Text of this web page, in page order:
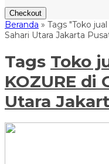
Checkout
Beranda » Tags "Toko
Sahari Utara Jakarta
Tags Toko
KOZURE di
Utara